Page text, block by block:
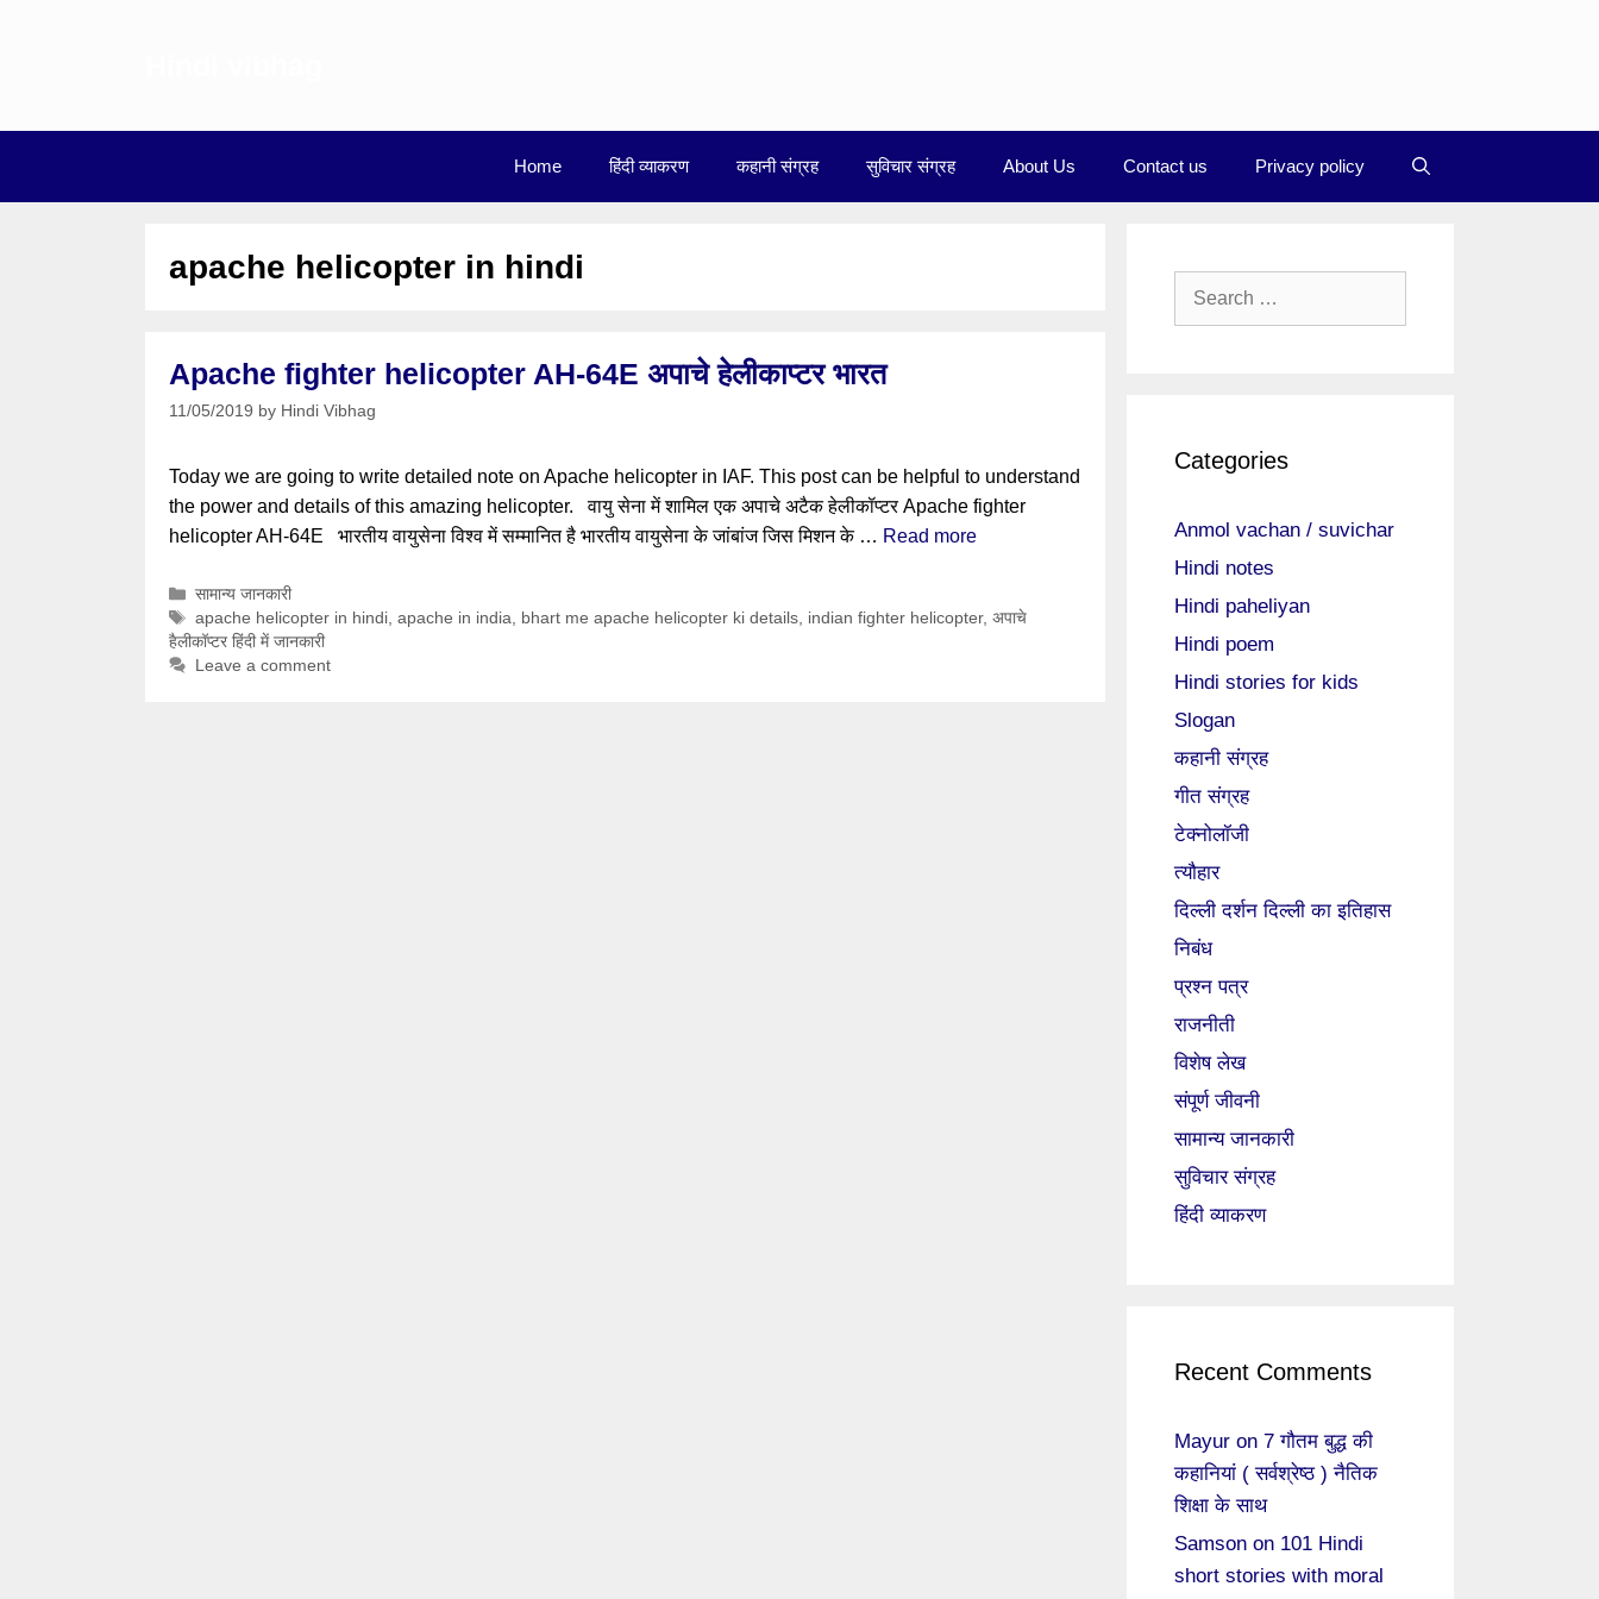
Home हिंदी व्याकरण कहानी संग्रह सुविचार संग्रह About Us Contact us Privacy policy
apache helicopter in hindi
Apache fighter helicopter AH-64E अपाचे हेलीकाप्टर भारत
11/05/2019 by Hindi Vibhag
Today we are going to write detailed note on Apache helicopter in IAF. This post can be helpful to understand
the power and details of this amazing helicopter. वायु सेना में शामिल एक अपाचे अटैक हेलीकॉप्टर Apache fighter
helicopter AH-64E भारतीय वायुसेना विश्व में सम्मानित है भारतीय वायुसेना के जांबांज जिस मिशन के … Read more
Categories
सामान्य जानकारी
Tags
apache helicopter in hindi, apache in india bhart me apache helicopter ki details, indian fighter helicopter, अपाचे
हैलीकॉप्टर हिंदी में जानकारी
Leave a comment
Search
Categories
Anmol vachan / suvichar
Hindi notes
Hindi paheliyan
Hindi poem
Hindi stories for kids
Slogan
कहानी संग्रह
गीत संग्रह
टेक्नोलॉजी
त्यौहार
दिल्ली दर्शन दिल्ली का इतिहास
निबंध
प्रश्न पत्र
राजनीती
विशेष लेख
संपूर्ण जीवनी
सामान्य जानकारी
सुविचार संग्रह
हिंदी व्याकरण
Recent Comments
Mayur on 7 गौतम बुद्ध की
कहानियां ( सर्वश्रेष्ठ ) नैतिक
शिक्षा के साथ
Samson on 101 Hindi
short stories with moral